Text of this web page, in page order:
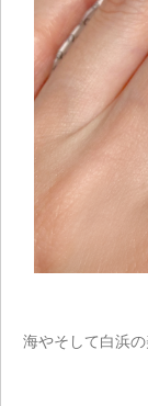
海やそして白浜